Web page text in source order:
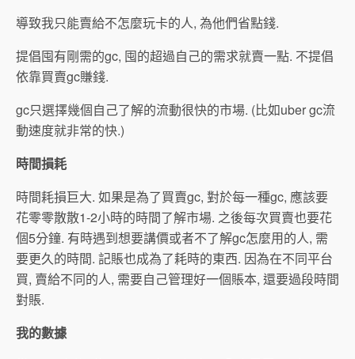
導致我只能賣給不怎麼玩卡的人, 為他們省點錢.
提倡囤有剛需的gc, 囤的超過自己的需求就賣一點. 不提倡
依靠買賣gc賺錢.
gc只選擇幾個自己了解的流動很快的市場. (比如uber gc流
動速度就非常的快.)
時間損耗
時間耗損巨大. 如果是為了買賣gc, 對於每一種gc, 應該要
花零零散散1-2小時的時間了解市場. 之後每次買賣也要花
個5分鐘. 有時遇到想要講價或者不了解gc怎麼用的人, 需
要更久的時間. 記賬也成為了耗時的東西. 因為在不同平台
買, 賣給不同的人, 需要自己管理好一個賬本, 還要過段時間
對賬.
我的數據